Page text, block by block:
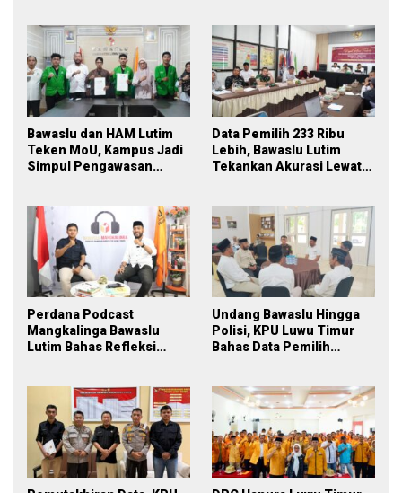
Bawaslu dan HAM Lutim
Teken MoU, Kampus Jadi
Simpul Pengawasan
Data Pemilih 233 Ribu
Lebih, Bawaslu Lutim
Tekankan Akurasi Lewat
Perdana Podcast
Mangkalinga Bawaslu
Lutim Bahas Refleksi
Undang Bawaslu Hingga
Polisi, KPU Luwu Timur
Bahas Data Pemilih